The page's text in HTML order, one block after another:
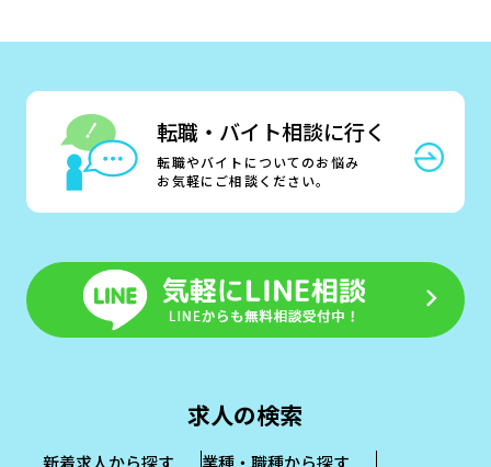
転職・バイト相談に行く
転職やバイトについてのお悩み
お気軽にご相談ください。
求人の検索